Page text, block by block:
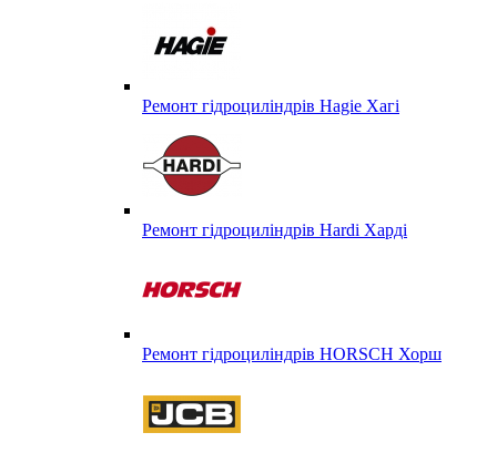
Ремонт гідроциліндрів Hagie Хагі
Ремонт гідроциліндрів Hardi Харді
Ремонт гідроциліндрів HORSCH Хорш